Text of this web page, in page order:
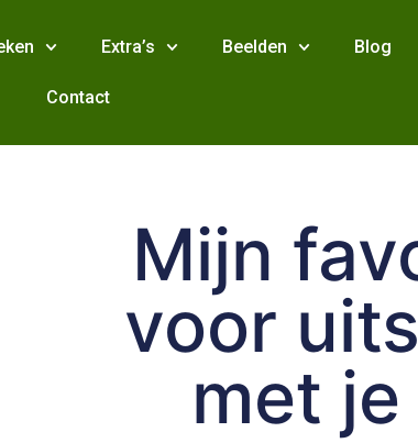
Extra’s Beelden Blog
Contact
Mijn
voor
met